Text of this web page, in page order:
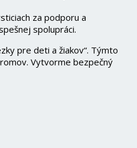
za podporu a
spolupráci.
pre deti a žiakov“. Týmto
Vytvorme bezpečný